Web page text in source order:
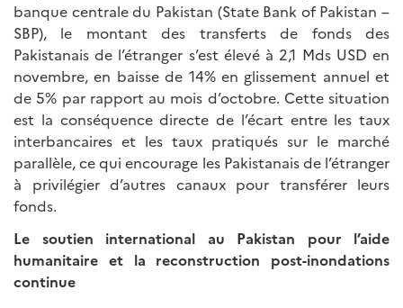
banque centrale du Pakistan (State Bank of Pakistan –
SBP), le montant des transferts de fonds des
Pakistanais de l’étranger s’est élevé à 2,1 Mds USD en
novembre, en baisse de 14% en glissement annuel et
de 5% par rapport au mois d’octobre. Cette situation
est la conséquence directe de l’écart entre les taux
interbancaires et les taux pratiqués sur le marché
parallèle, ce qui encourage les Pakistanais de l’étranger
à privilégier d’autres canaux pour transférer leurs
fonds.
Le soutien international au Pakistan pour l’aide
humanitaire et la reconstruction post-inondations
continue